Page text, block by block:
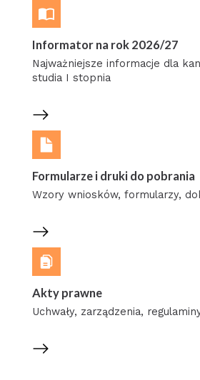
Informator na rok 2026/27
Najważniejsze informacje dla
studia I stopnia
Formularze i druki do pobrania
Wzory wniosków, formularzy,
Akty prawne
Uchwały, zarządzenia,